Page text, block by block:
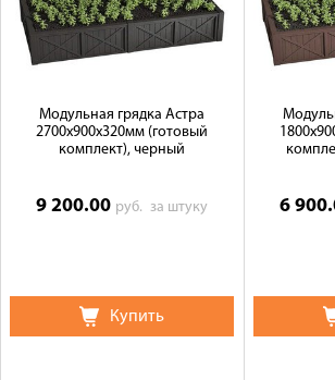
Галерея объектов
Модульная грядка Астра
2700x900x320мм (готовый
комплект), черный
9 200.00 руб.за штуку
Купить
6